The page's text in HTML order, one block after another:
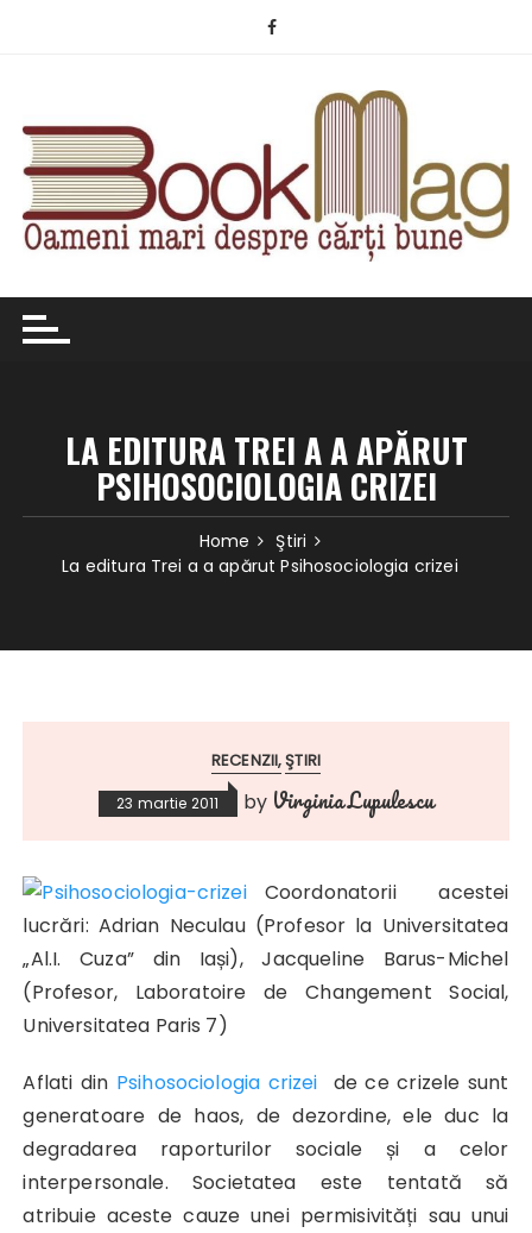
LA EDITURA TREI A A APĂRUT
PSIHOSOCIOLOGIA CRIZEI
Home
Ştiri
La editura Trei a a apărut Psihosociologia crizei
RECENZII ŞTIRI
23 martie 2011 by Virginia Lupulescu
Coordonatorii acestei
lucrări: Adrian Neculau (Profesor la Universitatea
„Al.I. Cuza” din Iași), Jacqueline Barus-Michel
(Profesor, Laboratoire de Changement Social,
Universitatea Paris 7)
Aflati din Psihosociologia crizei de ce crizele sunt
generatoare de haos, de dezordine, ele duc la
degradarea raporturilor sociale și a celor
interpersonale. Societatea este tentată să
atribuie aceste cauze unei permisivități sau unui